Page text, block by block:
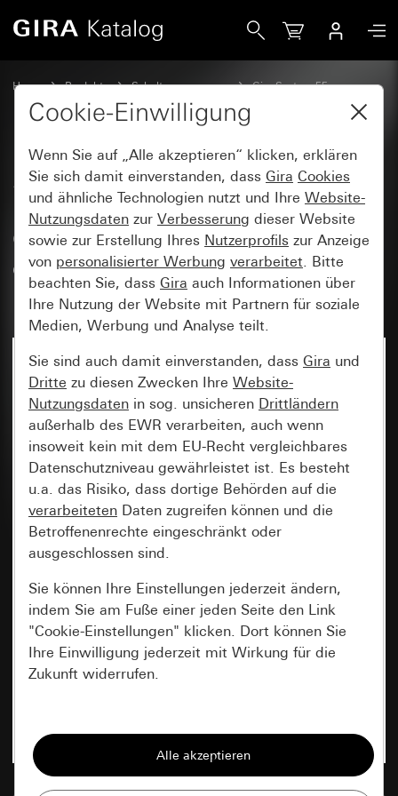
Home Produkte Schalterprogramme
Gira System 55
Steckdosen
Steckdose mit Erdungsstift
16 A 250 V~, LED-
Orientierungsleuchte und
erhöhtem Berührungsschutz
(Safety Plus) System 55
Cookie-Einwilligung
Wenn Sie auf „Alle akzeptieren“ klicken, erklären
Sie sich damit einverstanden, dass Gira Cookies
und ähnliche Technologien nutzt und Ihre Website-
Nutzungsdaten zur Verbesserung dieser Website
sowie zur Erstellung Ihres Nutzerprofils zur Anzeige
von personalisierter Werbung verarbeitet. Bitte
beachten Sie, dass Gira auch Informationen über
Ihre Nutzung der Website mit Partnern für soziale
Medien, Werbung und Analyse teilt.
Sie sind auch damit einverstanden, dass Gira und
Dritte zu diesen Zwecken Ihre Website-
Nutzungsdaten in sog. unsicheren Drittländern
außerhalb des EWR verarbeiten, auch wenn
insoweit kein mit dem EU-Recht vergleichbares
Datenschutzniveau gewährleistet ist. Es besteht
u.a. das Risiko, dass dortige Behörden auf die
verarbeiteten Daten zugreifen können und die
Betroffenenrechte eingeschränkt oder
ausgeschlossen sind.
Sie können Ihre Einstellungen jederzeit ändern,
indem Sie am Fuße einer jeden Seite den Link
"Cookie-Einstellungen" klicken. Dort können Sie
Ihre Einwilligung jederzeit mit Wirkung für die
Zukunft widerrufen.
Alle Cookies, die wir benötigen um Ihnen die
Seite anzeigen zu können.